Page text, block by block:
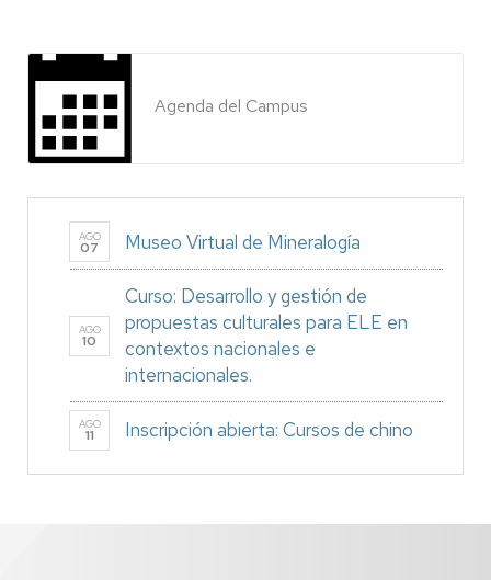
Agenda del Campus
AGO
07 Museo Virtual de Mineralogía
AGO
10
Curso: Desarrollo y gestión de
propuestas culturales para ELE en
contextos nacionales e
internacionales.
AGO
11 Inscripción abierta: Cursos de chino